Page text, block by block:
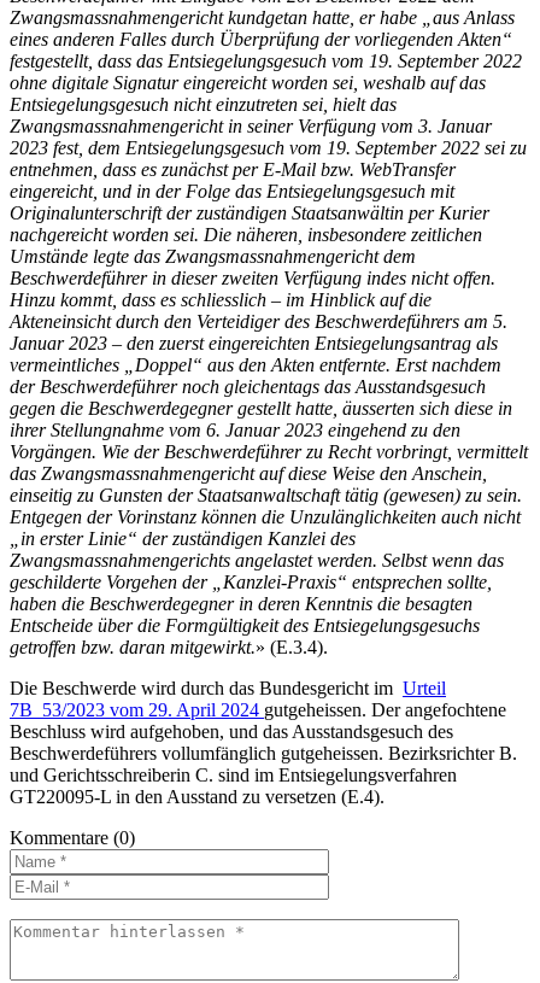
Zwangsmassnahmengericht kundgetan hatte, er habe „aus Anlass
eines anderen Falles durch Überprüfung der vorliegenden Akten“
festgestellt, dass das Entsiegelungsgesuch vom 19. September 2022
ohne digitale Signatur eingereicht worden sei, weshalb auf das
Entsiegelungsgesuch nicht einzutreten sei, hielt das
Zwangsmassnahmengericht in seiner Verfügung vom 3. Januar
2023 fest, dem Entsiegelungsgesuch vom 19. September 2022 sei zu
entnehmen, dass es zunächst per E-Mail bzw. WebTransfer
eingereicht, und in der Folge das Entsiegelungsgesuch mit
Originalunterschrift der zuständigen Staatsanwältin per Kurier
nachgereicht worden sei. Die näheren, insbesondere zeitlichen
Umstände legte das Zwangsmassnahmengericht dem
Beschwerdeführer in dieser zweiten Verfügung indes nicht offen.
Hinzu kommt, dass es schliesslich – im Hinblick auf die
Akteneinsicht durch den Verteidiger des Beschwerdeführers am 5.
Januar 2023 – den zuerst eingereichten Entsiegelungsantrag als
vermeintliches „Doppel“ aus den Akten entfernte. Erst nachdem
der Beschwerdeführer noch gleichentags das Ausstandsgesuch
gegen die Beschwerdegegner gestellt hatte, äusserten sich diese in
ihrer Stellungnahme vom 6. Januar 2023 eingehend zu den
Vorgängen. Wie der Beschwerdeführer zu Recht vorbringt, vermittelt
das Zwangsmassnahmengericht auf diese Weise den Anschein,
einseitig zu Gunsten der Staatsanwaltschaft tätig (gewesen) zu sein.
Entgegen der Vorinstanz können die Unzulänglichkeiten auch nicht
„in erster Linie“ der zuständigen Kanzlei des
Zwangsmassnahmengerichts angelastet werden. Selbst wenn das
geschilderte Vorgehen der „Kanzlei-Praxis“ entsprechen sollte,
haben die Beschwerdegegner in deren Kenntnis die besagten
Entscheide über die Formgültigkeit des Entsiegelungsgesuchs
getroffen bzw. daran mitgewirkt.» (E.3.4).
Die Beschwerde wird durch das Bundesgericht im Urteil
7B_53/2023 vom 29. April 2024 gutgeheissen. Der angefochtene
Beschluss wird aufgehoben, und das Ausstandsgesuch des
Beschwerdeführers vollumfänglich gutgeheissen. Bezirksrichter B.
und Gerichtsschreiberin C. sind im Entsiegelungsverfahren
GT220095-L in den Ausstand zu versetzen (E.4).
Kommentare (0)